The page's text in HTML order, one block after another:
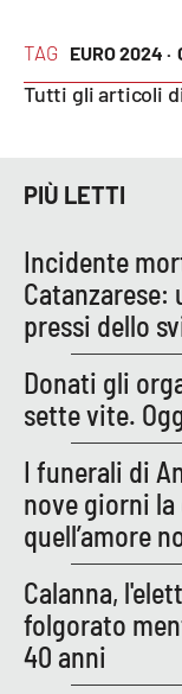
Eventi
Storie
LAC
NETWORK
Lacplay.it
Lactv.it
Laconair.it
Lacitymag.it
Ilreggino.it
TAG EURO 2024 ·
Tutti gli articoli
PIÙ LETTI
Incidente
pressi dello
Donati gli
sette vite.
I funerali di
nove giorni
quell’amore
Calanna,
folgorato
40 anni